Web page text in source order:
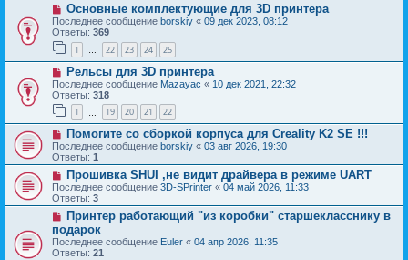
Основные комплектующие для 3D принтера
Последнее сообщение borskiy « 09 дек 2023, 08:12
Ответы: 369
1 … 22 23 24 25
Рельсы для 3D принтера
Последнее сообщение Mazayac « 10 дек 2021, 22:32
Ответы: 318
1 19 20 21 22
Помогите со сборкой корпуса для Creality K2 SE !!!
Последнее сообщение borskiy « 03 авг 2026, 19:30
Ответы: 1
Прошивка SHUI ,не видит драйвера в режиме UART
Последнее сообщение 3D-SPrinter « 04 май 2026, 11:33
Ответы: 3
Принтер работающий "из коробки" старшекласснику в
подарок
Последнее сообщение Euler « 04 апр 2026, 11:35
Ответы: 21